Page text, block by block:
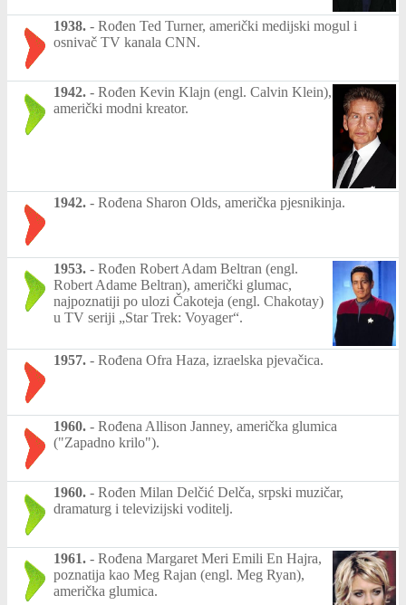
1938. - Rođen Ted Turner, američki medijski mogul i
osnivač TV kanala CNN.
1942. - Rođen Kevin Klajn (engl. Calvin Klein),
američki modni kreator.
1942. - Rođena Sharon Olds, američka pjesnikinja.
1953. - Rođen Robert Adam Beltran (engl.
Robert Adame Beltran), američki glumac,
najpoznatiji po ulozi Čakoteja (engl. Chakotay)
u TV seriji „Star Trek: Voyager“.
1957. - Rođena Ofra Haza, izraelska pjevačica.
1960. - Rođena Allison Janney, američka glumica
("Zapadno krilo").
1960. - Rođen Milan Delčić Delča, srpski muzičar,
dramaturg i televizijski voditelj.
1961. - Rođena Margaret Meri Emili En Hajra,
poznatija kao Meg Rajan (engl. Meg Ryan),
američka glumica.